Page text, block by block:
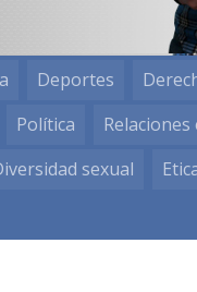
Deportes
Política
sexual